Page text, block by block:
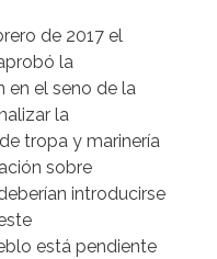
de 2017 el
la
en el seno de la
la
tropa y marinería
sobre
introducirse
está pendiente